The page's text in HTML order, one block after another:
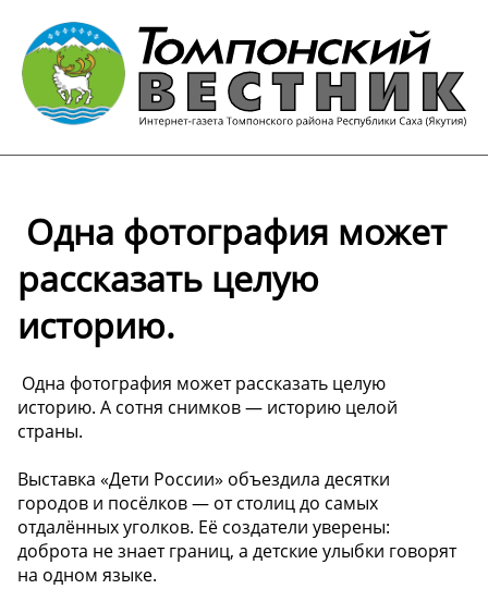
️ Одна фотография может
рассказать целую
историю.
️ Одна фотография может рассказать целую
историю. А сотня снимков — историю целой
страны.
Выставка «Дети России» объездила десятки
городов и посёлков — от столиц до самых
отдалённых уголков. Её создатели уверены:
доброта не знает границ, а детские улыбки говорят
на одном языке.